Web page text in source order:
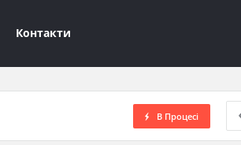
Контакти
В Процесі